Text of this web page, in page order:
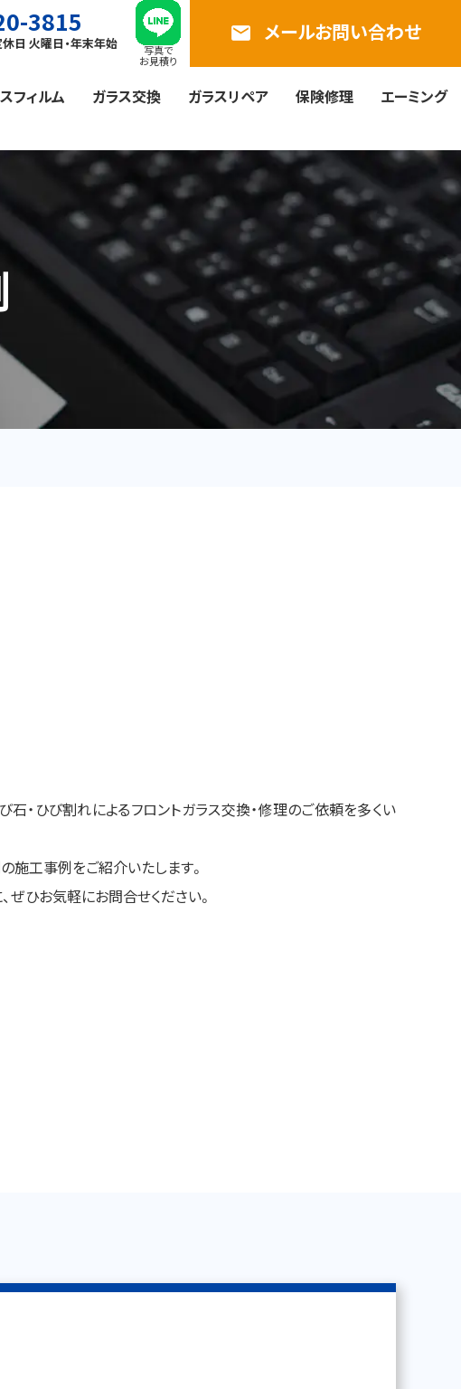
3815
日 火曜日・年末年始 写真で
お見積り
email メールお問い合わせ
フィルム ガラス交換 ガラスリペア 保険修理 エーミング
石・ひび割れによるフロントガラス交換・修理のご依頼を多くい
施工事例をご紹介いたします。
ぜひお気軽にお問合せください。